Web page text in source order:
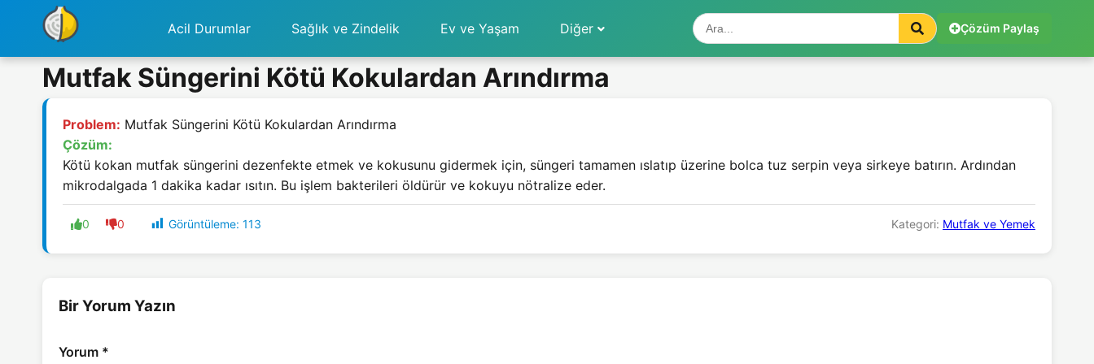
Acil Durumlar Sağlık ve Zindelik Ev ve Yaşam Diğer Çözüm Paylaş
Mutfak Süngerini Kötü Kokulardan Arındırma
Problem: Mutfak Süngerini Kötü Kokulardan Arındırma
Çözüm:
Kötü kokan mutfak süngerini dezenfekte etmek ve kokusunu gidermek için, süngeri tamamen ıslatıp üzerine bolca tuz serpin veya sirkeye batırın. Ardından
mikrodalgada 1 dakika kadar ısıtın. Bu işlem bakterileri öldürür ve kokuyu nötralize eder.
0 0 Görüntüleme: 113 Kategori: Mutfak ve Yemek
Bir Yorum Yazın
Yorum *